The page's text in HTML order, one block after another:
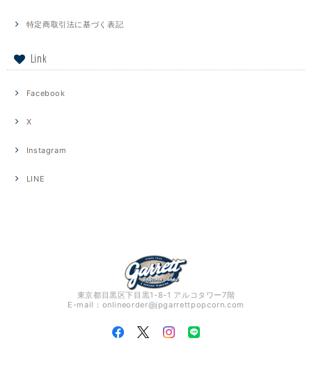
特定商取引法に基づく表記
Link
Facebook
X
Instagram
LINE
東京都目黒区下目黒1-8-1 アルコタワー7階
E-mail： onlineorder@jpgarrettpopcorn.com